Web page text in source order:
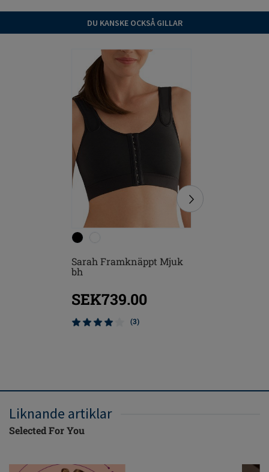
DU KANSKE OCKSÅ GILLAR
Sarah Framknäppt Mjuk
bh
SEK739.00
(3)
Liknande artiklar
Selected For You